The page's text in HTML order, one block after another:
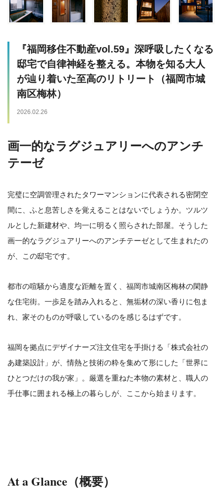
『福岡移住不動産vol.59』深呼吸したくなる
邸宅で自律神経を整える。本物を知る大人
が辿り着いた至高のリトリート（福岡市城
南区梅林）
2026.02.26
画一的なラグジュアリーへのアンチ
テーゼ
完璧に空調管理されたタワーマンションに代表される密閉空
間に、ふと息苦しさを覚えることはないでしょうか。 ツルツ
ルとした新建材や、均一に明るく照らされた部屋。 そうした
画一的なラグジュアリーへのアンチテーゼとして生まれたの
が、この邸宅です。
都市の喧騒から適度な距離を置く、福岡市城南区梅林の閑静
な住宅街。 一歩足を踏み入れると、無垢材の深い香りに包ま
れ、家そのものが呼吸しているのを感じるはずです。
福岡を拠点にデザイナーズ注文住宅を手掛ける「株式会社の
あ建築設計」が、情熱と技術の粋を集めて形にした「世界に
ひとつだけの我が家」。 厳選を重ねた本物の素材と、職人の
手仕事に囲まれる極上の暮らしが、ここから始まります。
At a Glance（概要）